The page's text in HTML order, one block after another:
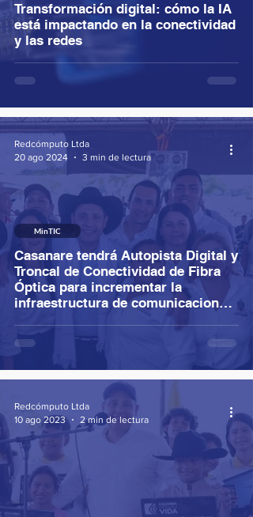
Transformación digital: cómo la IA
está impactando en la conectividad
y las redes
Casanare tendrá Autopista Digital y
Troncal de Conectividad de Fibra
Óptica para incrementar la
infraestructura de comunicaciones
MinTIC
Redcómputo Ltda
20 ago 2024
3 min de lectura
Redcómputo Ltda
10 ago 2023
2 min de lectura